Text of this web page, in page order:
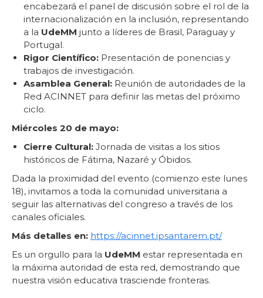
encabezará el panel de discusión sobre el rol de la
internacionalización en la inclusión, representando
a la UdeMM junto a líderes de Brasil, Paraguay y
Portugal.
Rigor Científico: Presentación de ponencias y
trabajos de investigación.
Asamblea General: Reunión de autoridades de la
Red ACINNET para definir las metas del próximo
ciclo.
Miércoles 20 de mayo:
Cierre Cultural: Jornada de visitas a los sitios
históricos de Fátima, Nazaré y Óbidos.
Dada la proximidad del evento (comienzo este lunes
18), invitamos a toda la comunidad universitaria a
seguir las alternativas del congreso a través de los
canales oficiales.
Más detalles en: https://acinnet.ipsantarem.pt/
Es un orgullo para la UdeMM estar representada en
la máxima autoridad de esta red, demostrando que
nuestra visión educativa trasciende fronteras.